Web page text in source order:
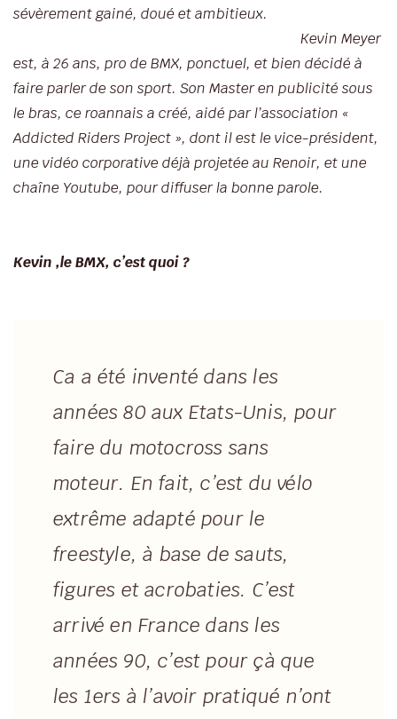
sévèrement gainé, doué et ambitieux.
Kevin Meyer
est, à 26 ans, pro de BMX, ponctuel, et bien décidé à
faire parler de son sport. Son Master en publicité sous
le bras, ce roannais a créé, aidé par l’association «
Addicted Riders Project », dont il est le vice-président,
une vidéo corporative déjà projetée au Renoir, et une
chaîne Youtube, pour diffuser la bonne parole.
Kevin ,le BMX, c’est quoi ?
Ca a été inventé dans les
années 80 aux Etats-Unis, pour
faire du motocross sans
moteur. En fait, c’est du vélo
extrême adapté pour le
freestyle, à base de sauts,
figures et acrobaties. C’est
arrivé en France dans les
années 90, c’est pour çà que
les 1ers à l’avoir pratiqué n’ont